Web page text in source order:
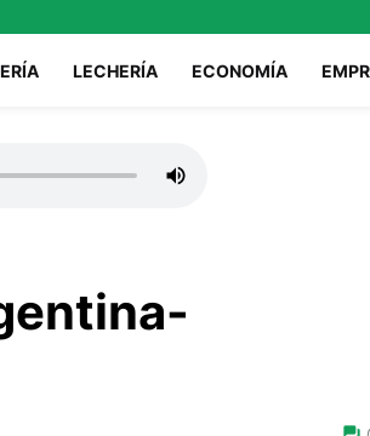
LECHERÍA ECONOMÍA